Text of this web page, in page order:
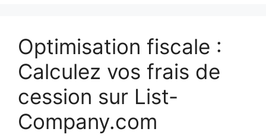
Optimisation fiscale :
Calculez vos frais de
cession sur List-
Company.com